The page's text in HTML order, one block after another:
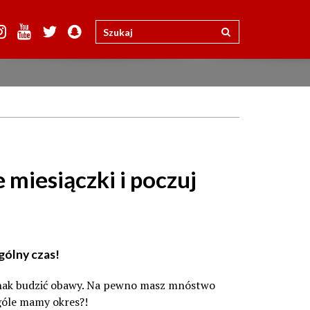
i poczuj
czas!
budzić obawy. Na pewno masz mnóstwo
mamy okres?!